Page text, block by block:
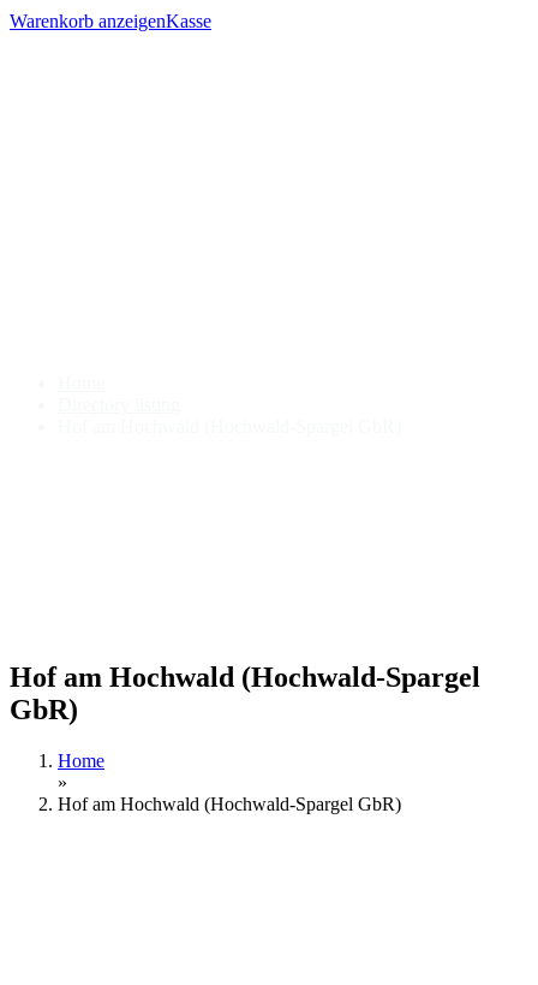
Warenkorb anzeigenKasse
Hof am Hochwald (Hochwald-Spargel
GbR)
Home
»
Hof am Hochwald (Hochwald-Spargel GbR)